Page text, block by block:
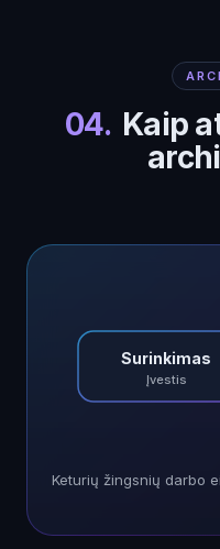
04. Kaip
Surinkimas
Įvestis
Keturių žingsnių darbo